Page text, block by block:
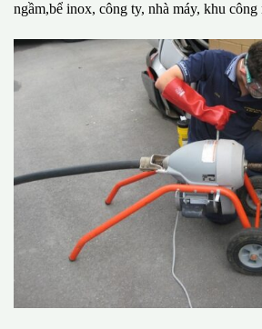
ngầm,bể inox, công ty, nhà máy, khu